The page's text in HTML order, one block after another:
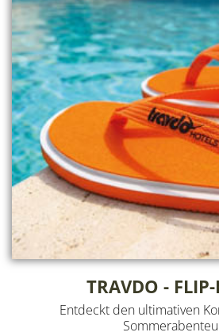
TRAVDO - FLIP-
Entdeckt den ultimativen